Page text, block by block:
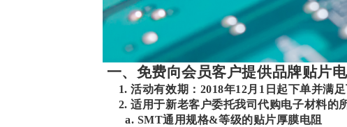
一、免费向会员客户提供品牌贴片
1. 活动有效期：2018年12月1日起下单并满
2. 适用于新老客户委托我司代购电子材料的
a. SMT通用规格&等级的贴片厚膜电阻